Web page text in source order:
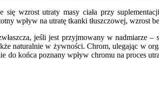
się wzrost utraty masy ciała przy
wpływ na utratę tkanki tłuszczowej, wzrost
jeśli jest przyjmowany w
naturalnie w żywności. Chrom, ulegając w
końca poznany wpływ chromu na proces